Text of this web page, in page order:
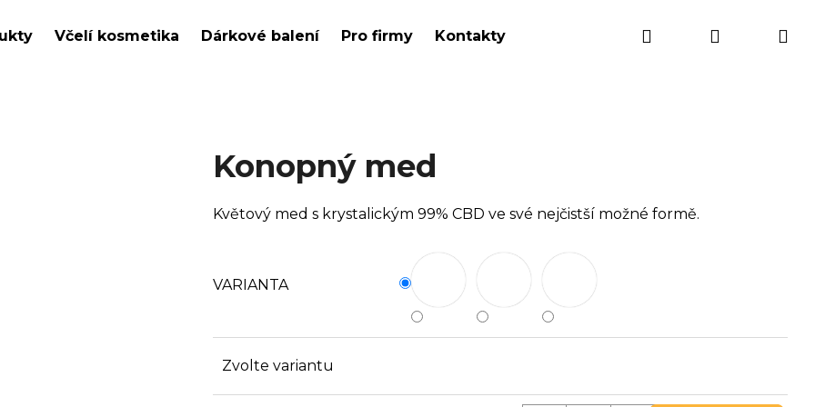
Včelí kosmetika Dárkové balení Pro firmy Kontakty Hledat Přihlášení
Konopný med
Květový med s krystalickým 99% CBD ve své nejčistší možné formě.
VARIANTA
Zvolte variantu
HLEDAT